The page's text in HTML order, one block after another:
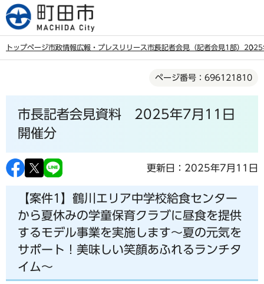
こ
の
トップページ市政情報広報・プレスリリース市長記者会見（記者会見1部） 2025
ページ番号：696121810
市長記者会見資料 2025年7月11日
開催分
更新日：2025年7月11日
【案件1】鶴川エリア中学校給食センター
から夏休みの学童保育クラブに昼食を提供
するモデル事業を実施します～夏の元気を
サポート！美味しい笑顔あふれるランチタ
イム～